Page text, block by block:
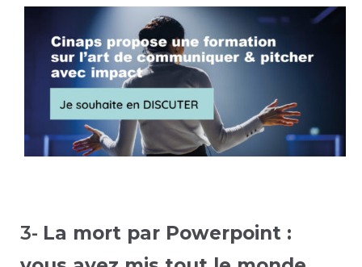
3- La mort par Powerpoint :